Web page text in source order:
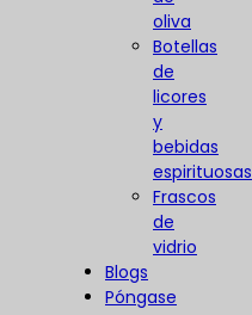
oliva
Botellas
de
licores
y
bebidas
espirituosas
Frascos
de
vidrio
Blogs
Póngase